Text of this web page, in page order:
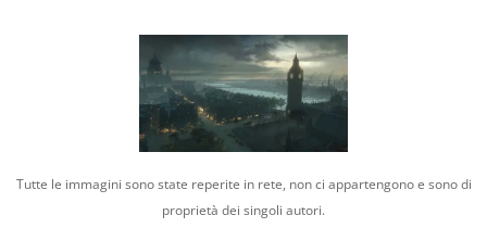
Tutte le immagini sono state reperite in rete, non ci appartengono e sono di
proprietà dei singoli autori.